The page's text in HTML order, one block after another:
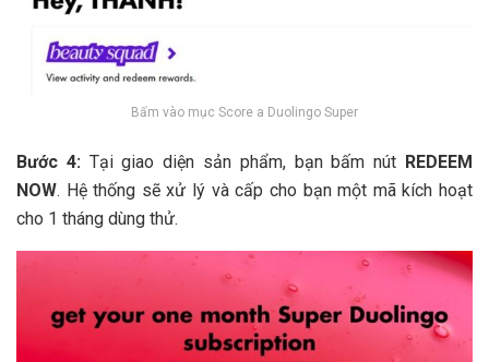
Bấm vào mục Score a Duolingo Super
Bước 4:Tại giao diện sản phẩm, bạn bấm nút REDEEM
NOW. Hệ thống sẽ xử lý và cấp cho bạn một mã kích hoạt
cho 1 tháng dùng thử.